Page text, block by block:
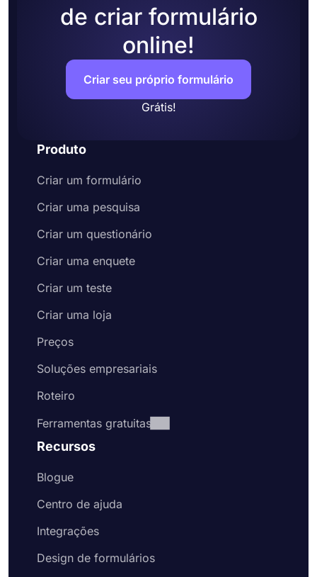
de criar formulário
online!
Criar seu próprio formulário
Grátis!
Produto
Criar um formulário
Criar uma pesquisa
Criar um questionário
Criar uma enquete
Criar um teste
Criar uma loja
Preços
Soluções empresariais
Roteiro
Ferramentas gratuitas
Recursos
Blogue
Centro de ajuda
Integrações
Design de formulários